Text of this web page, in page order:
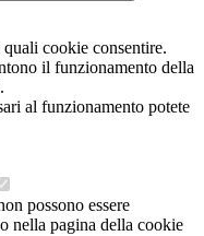
quali cookie consentire.
il funzionamento della
al funzionamento potete
possono essere
nella pagina della cookie